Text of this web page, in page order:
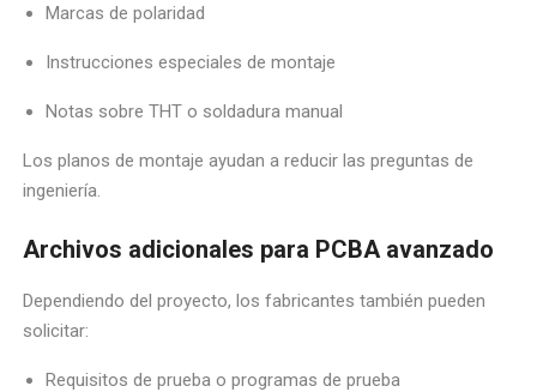
Marcas de polaridad
Instrucciones especiales de montaje
Notas sobre THT o soldadura manual
Los planos de montaje ayudan a reducir las preguntas de
ingeniería.
Archivos adicionales para PCBA avanzado
Dependiendo del proyecto, los fabricantes también pueden
solicitar:
Requisitos de prueba o programas de prueba